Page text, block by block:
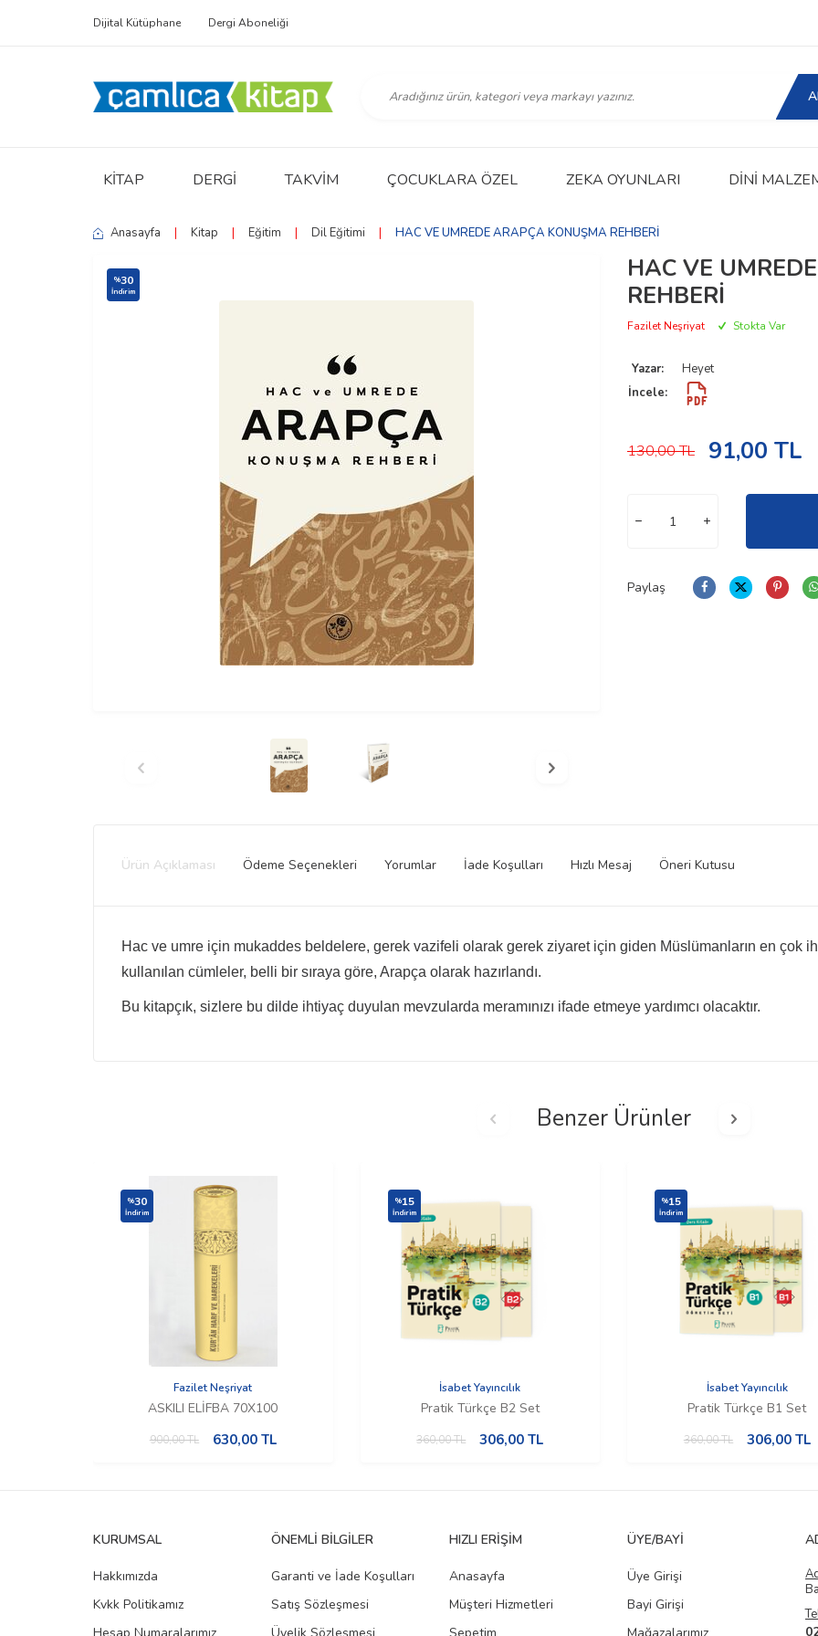
Dijital Kütüphane Dergi Aboneliği
KITAP DERGI TAKVIM ÇOCUKLARA ÖZEL ZEKA OYUNLARI DINI
Anasayfa | Kitap | Eğitim | Dil Eğitimi | HAC VE UMREDE ARAPÇA KONUŞMA REHBERİ
%30
İndirim
HAC VE
REHBERİ
Fazilet Neşriyat Stokta Var
Yazar:
Heyet
İncele:
130,00TL 91,00 TL
Paylaş
Ürün Açıklaması Ödeme Seçenekleri Yorumlar İade Koşulları Hızlı Mesaj Öneri Kutusu
Hac ve umre için mukaddes beldelere, gerek vazifeli olarak gerek ziyaret için giden Müslümanların en çok
kullanılan cümleler, belli bir sıraya göre, Arapça olarak hazırlandı.
Bu kitapçık, sizlere bu dilde ihtiyaç duyulan mevzularda meramınızı ifade etmeye yardımcı olacaktır.
Benzer Ürünler
%30
İndirim
Fazilet Neşriyat
ASKILI ELİFBA 70X100
900,00TL 630,00TL
%15
İndirim
İsabet Yayıncılık
Pratik Türkçe B2 Set
360,00TL 306,00 TL
%15
İndirim
İsabet Yayıncılık
Pratik Türkçe B1 Set
360,00TL 306,00TL
KURUMSAL
Hakkımızda
Kvkk Politikamız
ÖNEMLI BILGILER
Garanti ve İade Koşulları
Satış Sözleşmesi
HIZLI ERIŞIM
Anasayfa
Müşteri Hizmetleri
ÜYE/BAYI
Üye Girişi
Bayi Girişi